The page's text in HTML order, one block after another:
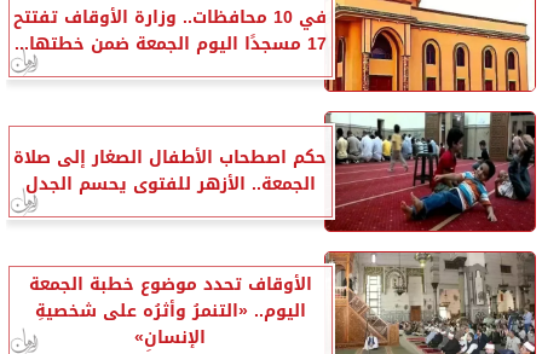
في 10 محافظات.. وزارة الأوقاف تفتتح
17 مسجدًا اليوم الجمعة ضمن خطتها...
حكم اصطحاب الأطفال الصغار إلى صلاة
الجمعة.. الأزهر للفتوى يحسم الجدل
الأوقاف تحدد موضوع خطبة الجمعة
اليوم.. «التنمرُ وأثرُه على شخصيةِ
الإنسانِ»